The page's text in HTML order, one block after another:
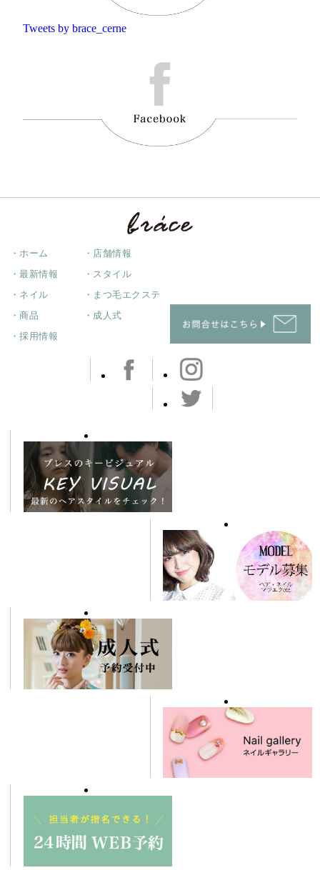
Tweets by brace_cerne
・ホーム ・店舗情報
・最新情報 ・スタイル
・ネイル ・まつ毛エクステ
・商品 ・成人式
・採用情報